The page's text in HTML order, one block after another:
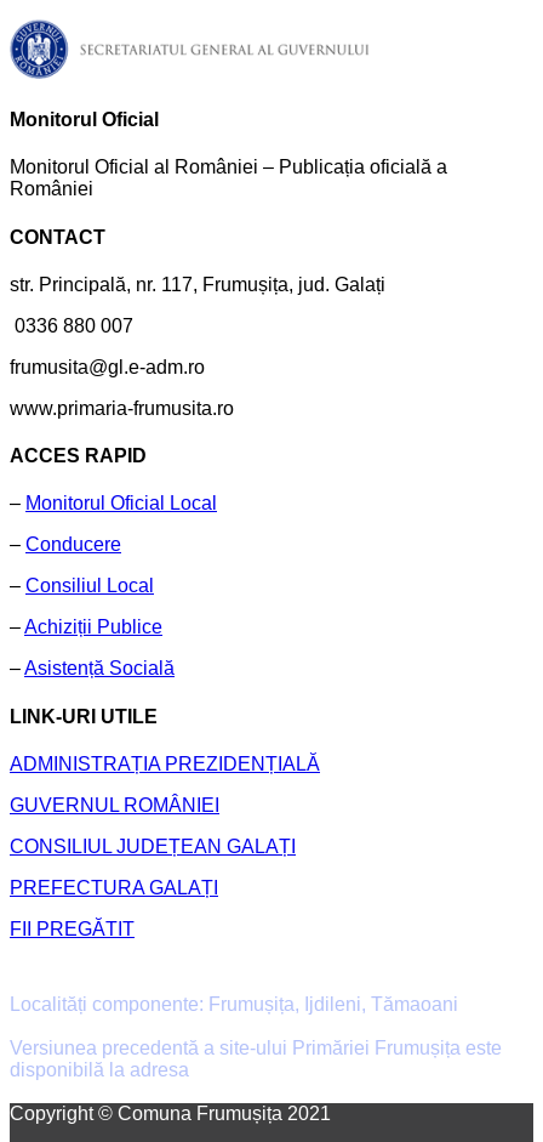
Monitorul Oficial
Monitorul Oficial al României – Publicația oficială a
României
CONTACT
str. Principală, nr. 117, Frumușița, jud. Galați
0336 880 007
frumusita@gl.e-adm.ro
www.primaria-frumusita.ro
ACCES RAPID
– Monitorul Oficial Local
– Conducere
– Consiliul Local
–Achiziții Publice
–Asistență Socială
LINK-URI UTILE
ADMINISTRAȚIA PREZIDENȚIALĂ
GUVERNUL ROMÂNIEI
CONSILIUL JUDEȚEAN GALAȚI
PREFECTURA GALAȚI
FII PREGĂTIT
Localități componente: Frumușița, Ijdileni, Tămaoani
Versiunea precedentă a site-ului Primăriei Frumușița este
disponibilă la adresa
Copyright © Comuna Frumușița 2021